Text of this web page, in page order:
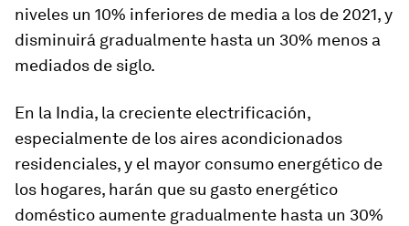
niveles un 10% inferiores de media a los de 2021, y
disminuirá gradualmente hasta un 30% menos a
mediados de siglo.
En la India, la creciente electrificación,
especialmente de los aires acondicionados
residenciales, y el mayor consumo energético de
los hogares, harán que su gasto energético
doméstico aumente gradualmente hasta un 30%